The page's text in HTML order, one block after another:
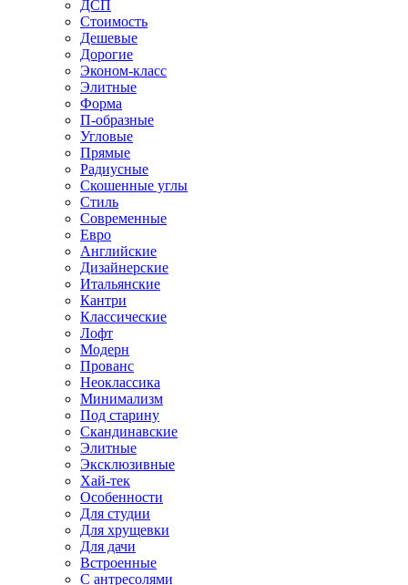
ДСП
Стоимость
Дешевые
Дорогие
Эконом-класс
Элитные
Форма
П-образные
Угловые
Прямые
Радиусные
Скошенные углы
Стиль
Современные
Евро
Английские
Дизайнерские
Итальянские
Кантри
Классические
Лофт
Модерн
Прованс
Неоклассика
Минимализм
Под старину
Скандинавские
Элитные
Эксклюзивные
Хай-тек
Особенности
Для студии
Для хрущевки
Для дачи
Встроенные
С антресолями